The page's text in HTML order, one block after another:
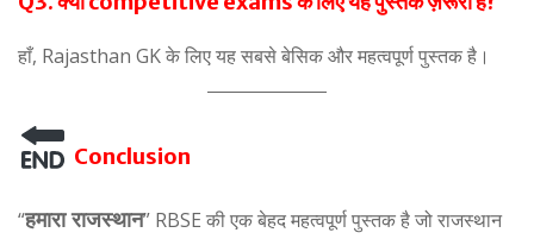
हाँ, Rajasthan GK के लिए यह सबसे बेसिक और महत्वपूर्ण पुस्तक है।
Conclusion
“हमारा राजस्थान” RBSE की एक बेहद महत्वपूर्ण पुस्तक है जो राजस्थान